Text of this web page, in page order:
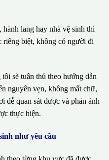
lang hay nhà vệ sinh thì
riêng biệt, không có người đi
tôi sẽ tuân thủ theo hướng dẫn
nguyên vẹn, không mất chữ,
dễ quan sát được và phản ánh
thực hiện.
như yêu cầu